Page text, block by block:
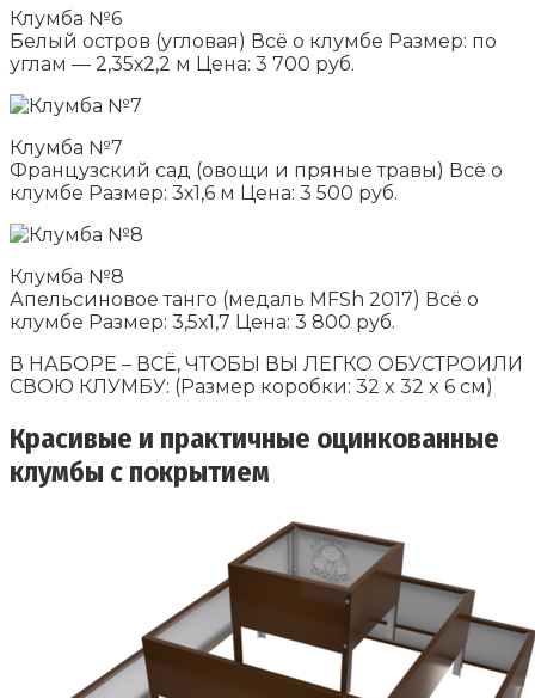
Клумба №6
Белый остров (угловая) Всё о клумбе Размер: по
углам — 2,35х2,2 м Цена: 3 700 руб.
Клумба №7
Французский сад (овощи и пряные травы) Всё о
клумбе Размер: 3х1,6 м Цена: 3 500 руб.
Клумба №8
Апельсиновое танго (медаль MFSh 2017) Всё о
клумбе Размер: 3,5х1,7 Цена: 3 800 руб.
В НАБОРЕ – ВСЁ, ЧТОБЫ ВЫ ЛЕГКО ОБУСТРОИЛИ
СВОЮ КЛУМБУ: (Размер коробки: 32 x 32 x 6 см)
Красивые и практичные оцинкованные
клумбы с покрытием